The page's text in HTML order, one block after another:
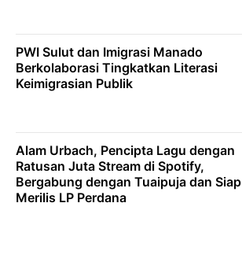
PWI Sulut dan Imigrasi Manado
Berkolaborasi Tingkatkan Literasi
Keimigrasian Publik
Alam Urbach, Pencipta Lagu dengan
Ratusan Juta Stream di Spotify,
Bergabung dengan Tuaipuja dan Siap
Merilis LP Perdana